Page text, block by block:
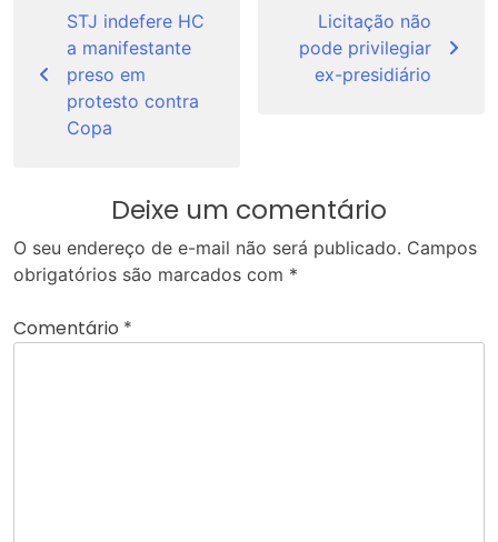
Post
STJ indefere HC
a manifestante
preso em
protesto contra
Copa
Licitação não
pode privilegiar
ex-presidiário
Deixe um comentário
O seu endereço de e-mail não será publicado. Campos
obrigatórios são marcados com *
Comentário *